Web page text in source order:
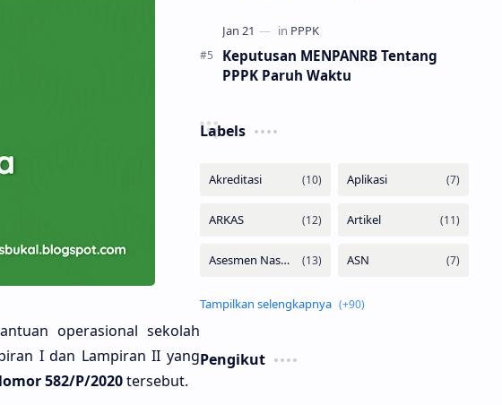
operasional sekolah
I dan Lampiran II yang
582/P/2020tersebut.
Keputusan MENPANRB Tentang
PPPK Paruh Waktu
Labels
Pengikut